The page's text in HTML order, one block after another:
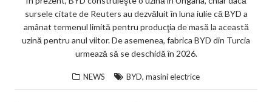
sursele citate de Reuters au dezvăluit în luna iulie că BYD a
amânat termenul limită pentru producţia de masă la această
uzină pentru anul viitor. De asemenea, fabrica BYD din Turcia
urmează să se deschidă în 2026.
NEWS BYD, masini electrice